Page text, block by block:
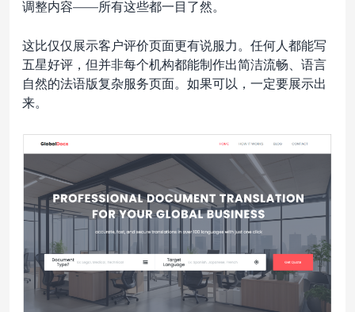
调整内容——所有这些都一目了然。
这比仅仅展示客户评价页面更有说服力。任何人都能写
五星好评，但并非每个机构都能制作出简洁流畅、语言
自然的法语版复杂服务页面。如果可以，一定要展示出
来。